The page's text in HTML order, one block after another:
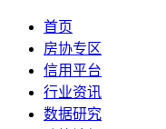
首页
房协专区
信用平台
行业资讯
数据研究